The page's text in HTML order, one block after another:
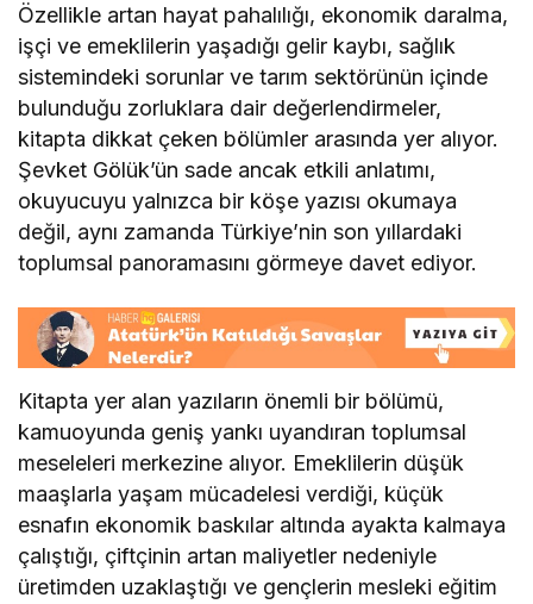
Özellikle artan hayat pahalılığı, ekonomik daralma,
işçi ve emeklilerin yaşadığı gelir kaybı, sağlık
sistemindeki sorunlar ve tarım sektörünün içinde
bulunduğu zorluklara dair değerlendirmeler,
kitapta dikkat çeken bölümler arasında yer alıyor.
Şevket Gölük’ün sade ancak etkili anlatımı,
okuyucuyu yalnızca bir köşe yazısı okumaya
değil, aynı zamanda Türkiye’nin son yıllardaki
toplumsal panoramasını görmeye davet ediyor.
Kitapta yer alan yazıların önemli bir bölümü,
kamuoyunda geniş yankı uyandıran toplumsal
meseleleri merkezine alıyor. Emeklilerin düşük
maaşlarla yaşam mücadelesi verdiği, küçük
esnafın ekonomik baskılar altında ayakta kalmaya
çalıştığı, çiftçinin artan maliyetler nedeniyle
üretimden uzaklaştığı ve gençlerin mesleki eğitim